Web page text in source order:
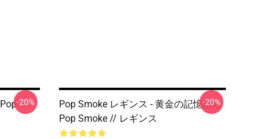
-20%
Pop Smoke レギンス - 黄金の記憶から
Pop Smoke // レギンス
-20%